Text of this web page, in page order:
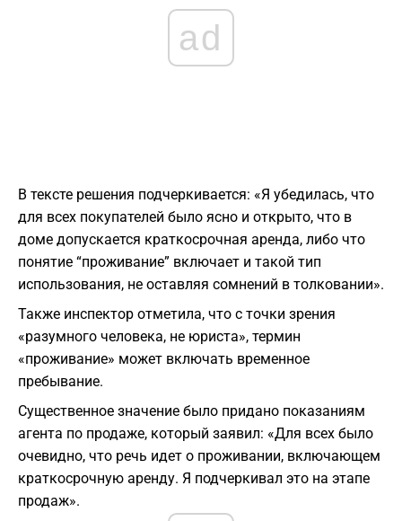
ad
В тексте решения подчеркивается: «Я убедилась, что
для всех покупателей было ясно и открыто, что в
доме допускается краткосрочная аренда, либо что
понятие “проживание” включает и такой тип
использования, не оставляя сомнений в толковании».
Также инспектор отметила, что с точки зрения
«разумного человека, не юриста», термин
«проживание» может включать временное
пребывание.
Существенное значение было придано показаниям
агента по продаже, который заявил: «Для всех было
очевидно, что речь идет о проживании, включающем
краткосрочную аренду. Я подчеркивал это на этапе
продаж».